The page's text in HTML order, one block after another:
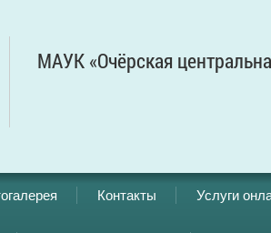
МАУК «Очёрская
Контакты Услуги